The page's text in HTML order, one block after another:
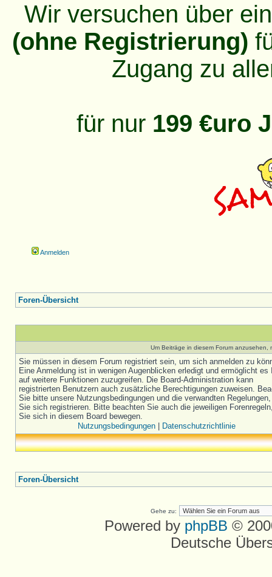
Wir versuchen über
(ohne Registrierung)
Zugang zu
für nur 199 €uro
Anmelden
Foren-Übersicht
Um Beiträge in diesem Forum
Sie müssen in diesem Forum registriert sein, um sich anmelden zu
Eine Anmeldung ist in wenigen Augenblicken erledigt und ermöglicht es
auf weitere Funktionen zuzugreifen. Die Board-Administration kann
registrierten Benutzern auch zusätzliche Berechtigungen zuweisen.
Sie bitte unsere Nutzungsbedingungen und die verwandten
Sie sich registrieren. Bitte beachten Sie auch die jeweiligen
Sie sich in diesem Board bewegen.
Nutzungsbedingungen| Datenschutzrichtlinie
Foren-Übersicht
Gehe zu:
Powered by phpBB ©
Deutsche